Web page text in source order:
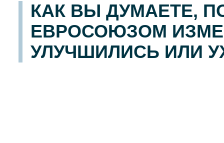
КАК ВЫ ДУМАЕТЕ,
ЕВРОСОЮЗОМ
УЛУЧШИЛИСЬ ИЛИ